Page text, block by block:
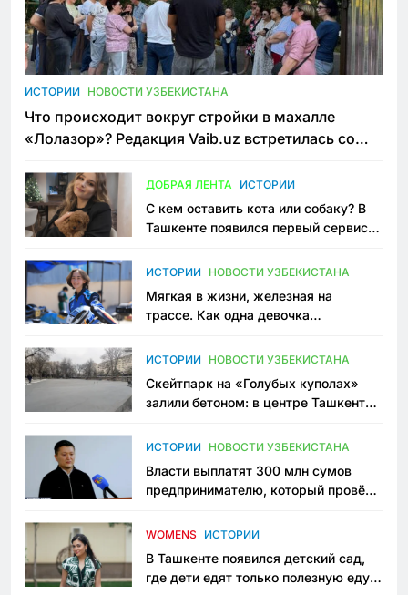
ИСТОРИИ НОВОСТИ УЗБЕКИСТАНА
Что происходит вокруг стройки в махалле
«Лолазор»? Редакция Vaib.uz встретилась со
ДОБРАЯ ЛЕНТА ИСТОРИИ
С кем оставить кота или собаку? В
Ташкенте появился первый сервис
ИСТОРИИ НОВОСТИ УЗБЕКИСТАНА
Мягкая в жизни, железная на
трассе. Как одна девочка
Узбекистане
ИСТОРИИ НОВОСТИ УЗБЕКИСТАНА
Скейтпарк на «Голубых куполах»
залили бетоном: в центре Ташкента
пространство
ИСТОРИИ НОВОСТИ УЗБЕКИСТАНА
Власти выплатят 300 млн сумов
предпринимателю, который провёл
приговору
WOMENS ИСТОРИИ
В Ташкенте появился детский сад,
где дети едят только полезную еду.